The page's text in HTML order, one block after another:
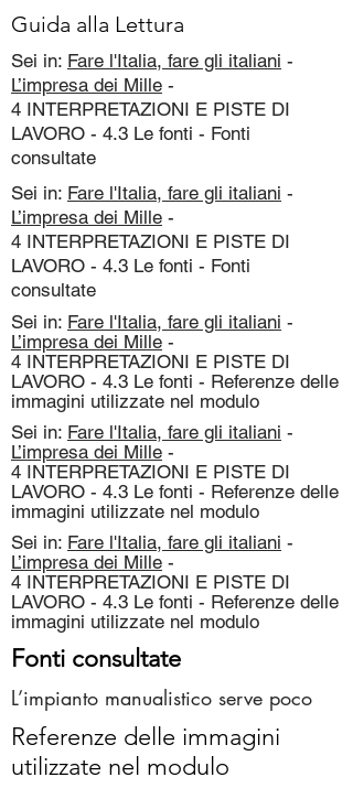
Guida alla Lettura
Sei in: Fare l'Italia, fare gli italiani -
L’impresa dei Mille -
4 INTERPRETAZIONI E PISTE DI
LAVORO - 4.3 Le fonti - Fonti
consultate
Sei in: Fare l'Italia, fare gli italiani -
L’impresa dei Mille -
4 INTERPRETAZIONI E PISTE DI
LAVORO - 4.3 Le fonti - Fonti
consultate
Sei in: Fare l'Italia, fare gli italiani -
L’impresa dei Mille -
4 INTERPRETAZIONI E PISTE DI
LAVORO - 4.3 Le fonti - Referenze delle
immagini utilizzate nel modulo
Sei in: Fare l'Italia, fare gli italiani -
L’impresa dei Mille -
4 INTERPRETAZIONI E PISTE DI
LAVORO - 4.3 Le fonti - Referenze delle
immagini utilizzate nel modulo
Sei in: Fare l'Italia, fare gli italiani -
L’impresa dei Mille -
4 INTERPRETAZIONI E PISTE DI
LAVORO - 4.3 Le fonti - Referenze delle
immagini utilizzate nel modulo
Fonti consultate
L’impianto manualistico serve poco
Referenze delle immagini
utilizzate nel modulo